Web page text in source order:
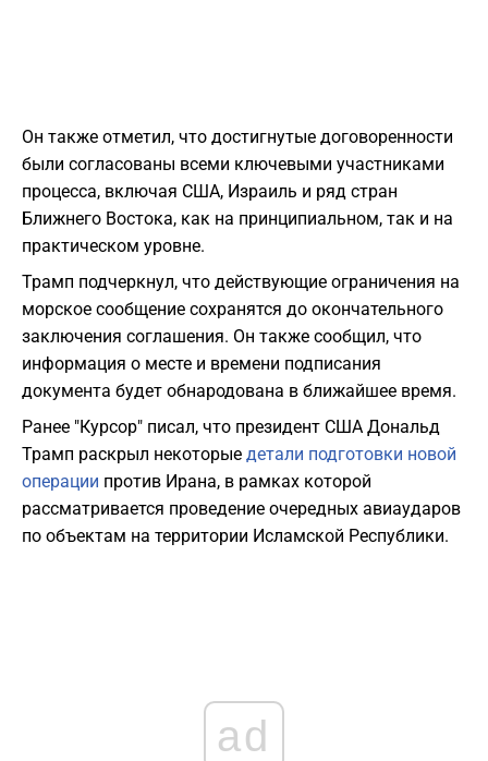
Он также отметил, что достигнутые договоренности
были согласованы всеми ключевыми участниками
процесса, включая США, Израиль и ряд стран
Ближнего Востока, как на принципиальном, так и на
практическом уровне.
Трамп подчеркнул, что действующие ограничения на
морское сообщение сохранятся до окончательного
заключения соглашения. Он также сообщил, что
информация о месте и времени подписания
документа будет обнародована в ближайшее время.
Ранее "Курсор" писал, что президент США Дональд
Трамп раскрыл некоторые детали подготовки новой
операции против Ирана, в рамках которой
рассматривается проведение очередных авиаударов
по объектам на территории Исламской Республики.
ad